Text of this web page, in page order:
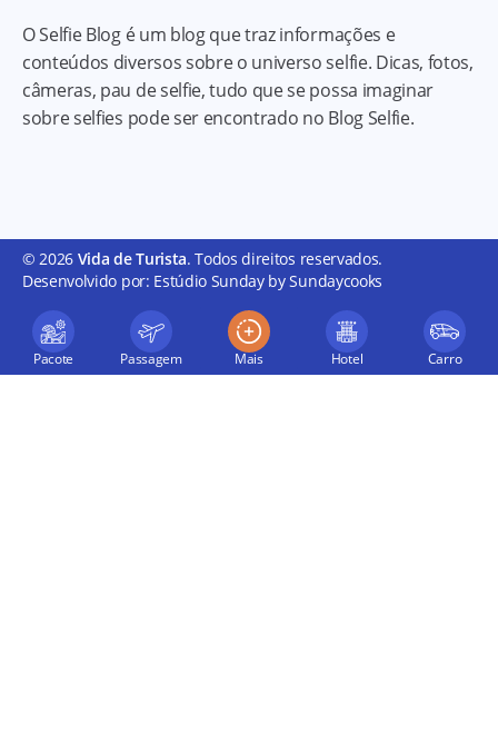
O Selfie Blog é um blog que traz informações e
conteúdos diversos sobre o universo selfie. Dicas, fotos,
câmeras, pau de selfie, tudo que se possa imaginar
sobre selfies pode ser encontrado no Blog Selfie.
© 2026 Vida de Turista. Todos direitos reservados.
Desenvolvido por: Estúdio Sunday by Sundaycooks
Pacote Passagem Hotel Carro
Mais